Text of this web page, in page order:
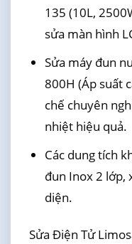
135 (10L,
sửa màn hình
Sửa máy đun
800H (Áp suất
chế chuyên
nhiệt hiệu quả.
Các dung tích
đun Inox 2 lớp,
diện.
Sửa Điện Tử